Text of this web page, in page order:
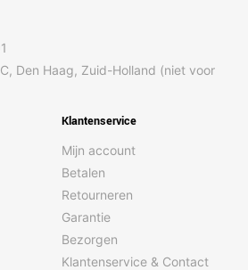
480 fps
Den Haag, Zuid-Holland (niet voor
Klantenservice
Mijn account
Betalen
Retourneren
Garantie
Bezorgen
Klantenservice & Contact